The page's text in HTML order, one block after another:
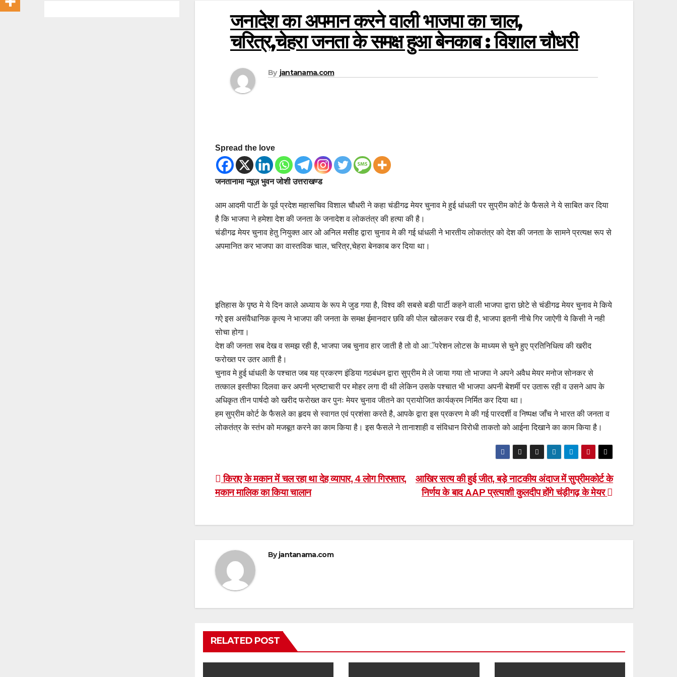
जनादेश का अपमान करने वाली भाजपा का चाल,
चरित्र,चेहरा जनता के समक्ष हुआ बेनकाब : विशाल चौधरी
By jantanama.com
Spread the love
जनतानामा न्यूज़ भुवन जोशी उत्तराखण्ड
आम आदमी पार्टी के पूर्व प्रदेश महासचिव विशाल चौधरी ने कहा चंडीगढ मेयर चुनाव मे हुई धांधली पर सुप्रीम कोर्ट के फैसले ने ये साबित कर दिया
है कि भाजपा ने हमेशा देश की जनता के जनादेश व लोकतंत्र की हत्या की है।
चंडीगढ मेयर चुनाव हेतु नियुक्त आर ओ अनिल मसीह द्वारा चुनाव मे की गई धांधली ने भारतीय लोकतंत्र को देश की जनता के सामने प्रत्यक्ष रूप से
अपमानित कर भाजपा का वास्तविक चाल, चरित्र,चेहरा बेनकाब कर दिया था।
इतिहास के पृष्ठ मे ये दिन काले अध्याय के रूप मे जुड गया है, विश्व की सबसे बडी पार्टी कहने वाली भाजपा द्वारा छोटे से चंडीगढ मेयर चुनाव मे किये
गऐ इस असंवैधानिक कृत्य ने भाजपा की जनता के समक्ष ईमानदार छवि की पोल खोलकर रख दी है, भाजपा इतनी नीचे गिर जाऐगी ये किसी ने नही
सोचा होगा।
देश की जनता सब देख व समझ रही है, भाजपा जब चुनाव हार जाती है तो वो आॅपरेशन लोटस के माध्यम से चुने हुए प्रतिनिधित्व की खरीद
फरोख्त पर उतर आती है।
चुनाव मे हुई धांधली के पश्चात जब यह प्रकरण इंडिया गठबंधन द्वारा सुप्रीम मे ले जाया गया तो भाजपा ने अपने अवैध मेयर मनोज सोनकर से
तत्काल इस्तीफा दिलवा कर अपनी भ्रष्टाचारी पर मोहर लगा दी थी लेकिन उसके पश्चात भी भाजपा अपनी बेशर्मी पर उतारू रही व उसने आप के
अधिकृत तीन पार्षदो को खरीद फरोख्त कर पुनः मेयर चुनाव जीतने का प्रायोजित कार्यक्रम निर्मित कर दिया था।
हम सुप्रीम कोर्ट के फैसले का हृदय से स्वागत एवं प्रशंसा करते है, आपके द्वारा इस प्रकरण मे की गई पारदर्शी व निष्पक्ष जाँच ने भारत की जनता व
लोकतंत्र के स्तंभ को मजबूत करने का काम किया है। इस फैसले ने तानाशाही व संविधान विरोधी ताकतो को आईना दिखाने का काम किया है।
Post
navigation
आखिर सत्य की हुई जीत, बड़े नाटकीय अंदाज में सुप्रीमकोर्ट के
निर्णय के बाद AAP प्रत्याशी कुलदीप होंगे चंड़ीगढ़ के मेयर
किराए के मकान में चल रहा था देह व्यापार, 4 लोग गिरफ्तार,
मकान मालिक का किया चालान
Byjantanama.com
RELATED POST